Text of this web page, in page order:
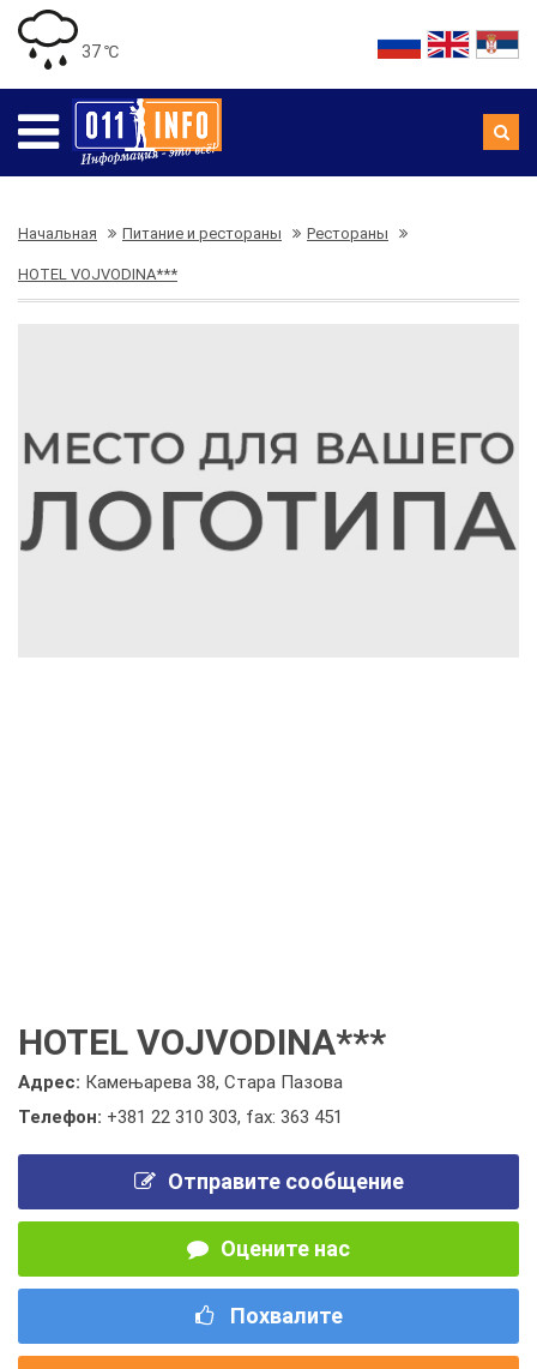
37 ℃
Начальная Питание и рестораны Рестораны
HOTEL VOJVODINA***
HOTEL VOJVODINA***
Адрес: Камењарева 38, Стара Пазова
Телефон: +381 22 310 303, fax: 363 451
Отправите сообщение
Оцените нас
Похвалите